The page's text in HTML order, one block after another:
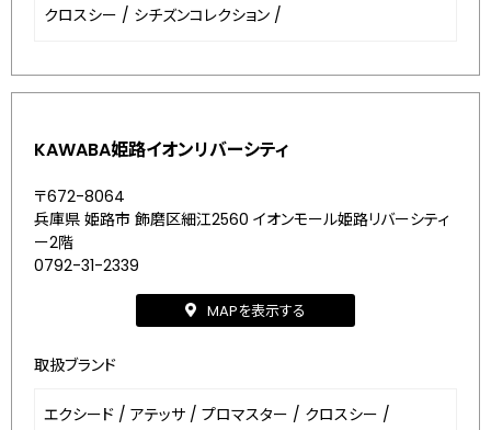
クロスシー / シチズンコレクション /
KAWABA姫路イオンリバーシティ
〒672-8064
兵庫県 姫路市 飾磨区細江2560 イオンモール姫路リバーシティ
ー2階
0792-31-2339
MAPを表示する
取扱ブランド
エクシード / アテッサ / プロマスター / クロスシー /